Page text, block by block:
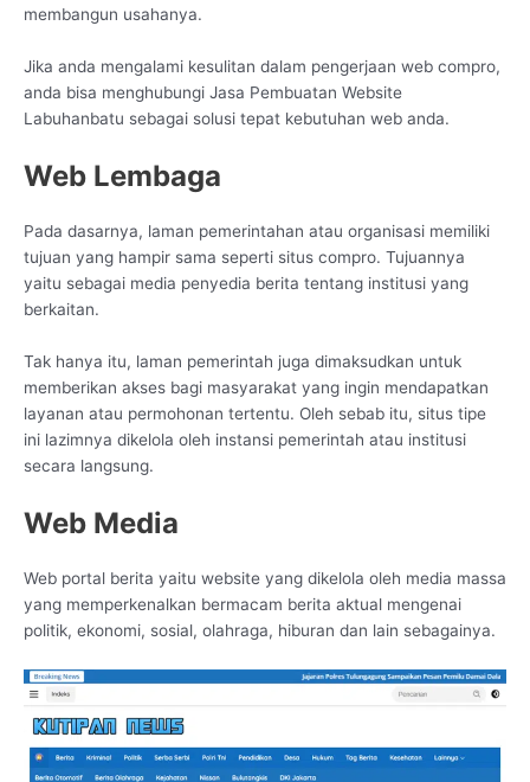
membangun usahanya.
Jika anda mengalami kesulitan dalam pengerjaan web compro,
anda bisa menghubungi Jasa Pembuatan Website
Labuhanbatu sebagai solusi tepat kebutuhan web anda.
Web Lembaga
Pada dasarnya, laman pemerintahan atau organisasi memiliki
tujuan yang hampir sama seperti situs compro. Tujuannya
yaitu sebagai media penyedia berita tentang institusi yang
berkaitan.
Tak hanya itu, laman pemerintah juga dimaksudkan untuk
memberikan akses bagi masyarakat yang ingin mendapatkan
layanan atau permohonan tertentu. Oleh sebab itu, situs tipe
ini lazimnya dikelola oleh instansi pemerintah atau institusi
secara langsung.
Web Media
Web portal berita yaitu website yang dikelola oleh media massa
yang memperkenalkan bermacam berita aktual mengenai
politik, ekonomi, sosial, olahraga, hiburan dan lain sebagainya.